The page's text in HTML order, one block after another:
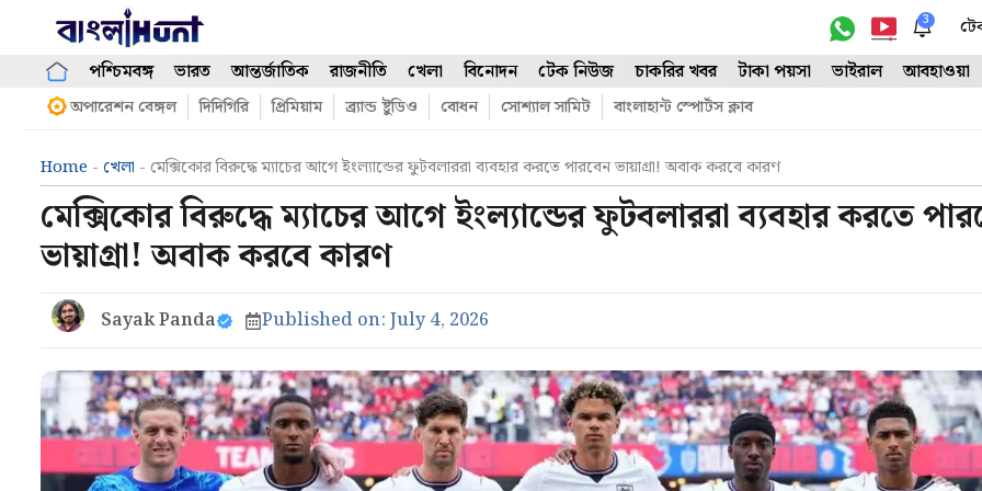
content
3
পশ্চিমবঙ্গ ভারত আন্তর্জাতিক রাজনীতি খেলা বিনোদন টেক নিউজ চাকরির খবর টাকা পয়সা ভাইরাল আবহাওয়া
অপারেশন বেঙ্গল দিদিগিরি প্রিমিয়াম ব্র্যান্ড ষ্টুডিও বোধন সোশ্যাল সামিট বাংলাহান্ট স্পোর্টস ক্লাব
Home - খেলা - মেক্সিকোর বিরুদ্ধে ম্যাচের আগে ইংল্যান্ডের ফুটবলাররা ব্যবহার করতে পারবেন ভায়াগ্রা! অবাক করবে কারণ
মেক্সিকোর বিরুদ্ধে ম্যাচের আগে ইংল্যান্ডের ফুটবলাররা ব্যবহার করতে
ভায়াগ্রা! অবাক করবে কারণ
Sayak Panda Published on: July 4, 2026